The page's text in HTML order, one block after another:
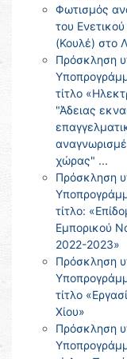
Φωτισμός
του
(Κουλέ) στο
Πρόσκληση
τίτλο
"Άδειας
χώρας" ...
Πρόσκληση
τίτλο:
Εμπορικού
2022-2023»
Πρόσκληση
τίτλο
Χίου»
Πρόσκληση